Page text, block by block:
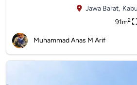
Jawa Barat,
91m2
Muhammad Anas M Arif